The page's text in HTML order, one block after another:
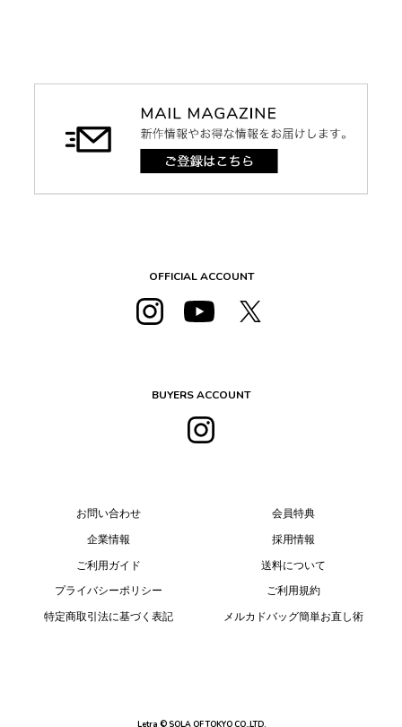
OFFICIAL ACCOUNT
BUYERS ACCOUNT
お問い合わせ
企業情報
ご利用ガイド
プライバシーポリシー
特定商取引法に基づく表記
会員特典
採用情報
送料について
ご利用規約
メルカドバッグ簡単お直し術
Letra © SOLA OF TOKYO CO.,LTD.